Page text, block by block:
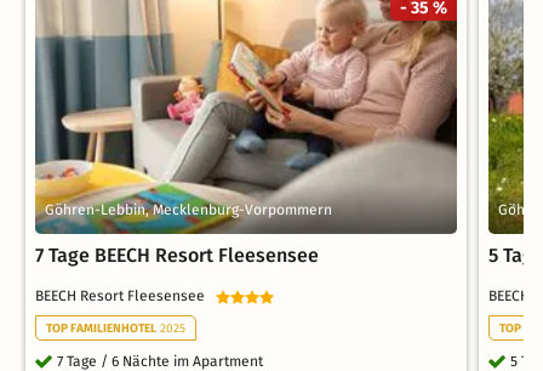
- 35 %
Göhren-Lebbin, Mecklenburg-Vorpommern
7 Tage BEECH Resort Fleesensee
BEECH Resort Fleesensee
TOP FAMILIENHOTEL 2025
7 Tage / 6 Nächte im Apartment
5
TOP
5